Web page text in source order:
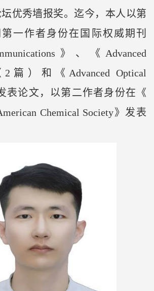
优秀墙报奖。迄今，本人以第
一作者身份在国际权威期刊
》、《 Advanced
2 篇）和《 Advanced Optical
表论文，以第二作者身份在《
Chemical Society》发表